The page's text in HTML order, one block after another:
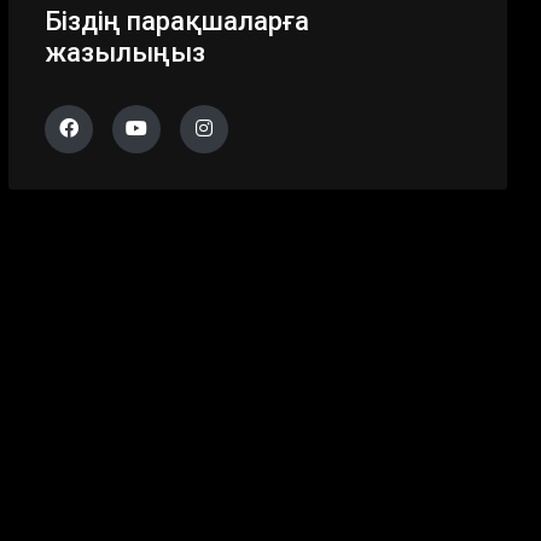
Біздің парақшаларға
жазылыңыз